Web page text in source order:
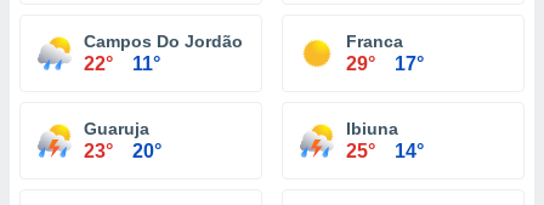
Campos Do Jordão
22° 11°
Franca
29° 17°
Guaruja
23° 20°
Ibiuna
25° 14°